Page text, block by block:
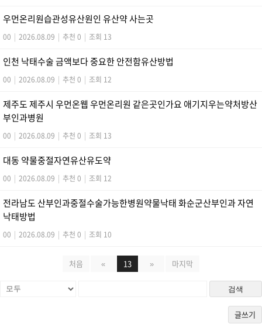
우먼온리원습관성유산원인 유산약 사는곳
00 | 2026.08.09 | 추천 0 | 조회 13
인천 낙태수술 금액보다 중요한 안전함유산방법
00 | 2026.08.09 | 추천 0 | 조회 12
제주도 제주시 우먼온웹 우먼온리원 같은곳인가요 애기지우는약처방산
부인과병원
00 | 2026.08.09 | 추천 0 | 조회 13
대동 약물중절자연유산유도약
00 | 2026.08.09 | 추천 0 | 조회 12
전라남도 산부인과중절수술가능한병원약물낙태 화순군산부인과 자연
낙­태방법
00 | 2026.08.09 | 추천 0 | 조회 10
처음 « 13 » 마지막
검색
글쓰기